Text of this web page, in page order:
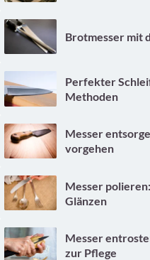
Brotmesser mit
Perfekter
Methoden
Messer
vorgehen
Messer
Glänzen
Messer
zur Pflege